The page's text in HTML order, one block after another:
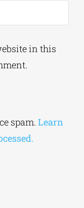
in this
spam. Learn